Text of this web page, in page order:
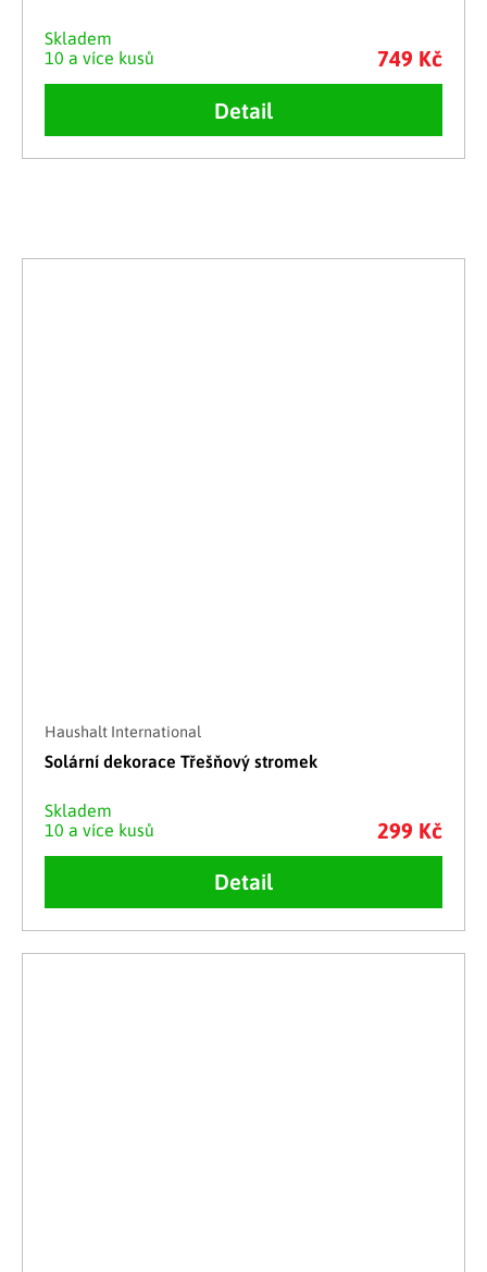
Skladem
10 a více kusů
749 Kč
Detail
Haushalt International
Solární dekorace Třešňový stromek
Skladem
10 a více kusů
299 Kč
Detail